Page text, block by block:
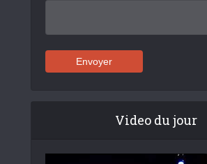
Video du jour